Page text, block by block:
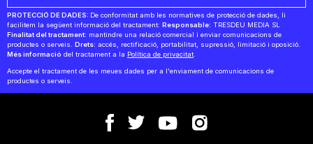
PROTECCIÓ DE DADES: De conformitat amb les normatives de protecció de dades, li
facilitem la següent informació del tractament: Responsable: TRESDEU MEDIA SL
Finalitat del tractament: mantindre una relació comercial i enviar comunicacions de
productes o serveis. Drets: accés, rectificació, portabilitat, supressió, limitació i oposició.
Més informació del tractament a la Política de privacitat
Accepte el tractament de les meues dades per a l'enviament de comunicacions de
productes o serveis.